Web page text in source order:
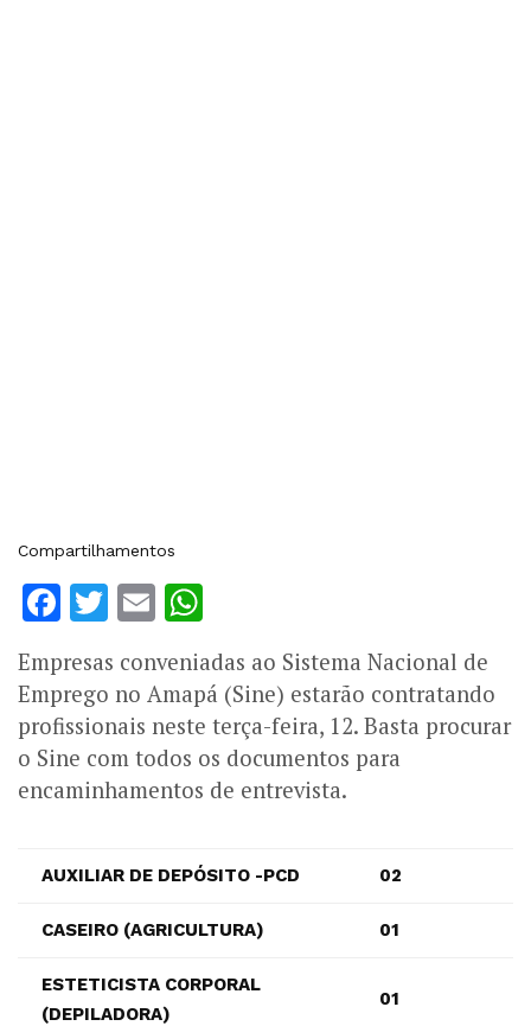
Compartilhamentos
Facebook
Twitter
Email
Empresas conveniadas ao Sistema Nacional de
Emprego no Amapá (Sine) estarão contratando
profissionais neste terça-feira, 12. Basta procurar
o Sine com todos os documentos para
encaminhamentos de entrevista.
AUXILIAR DE DEPÓSITO -PCD 02
CASEIRO (AGRICULTURA) 01
ESTETICISTA CORPORAL
(DEPILADORA)
01